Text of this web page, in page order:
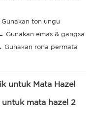
ton ungu
Gunakan emas & gangsa
Gunakan rona permata
untuk Mata Hazel